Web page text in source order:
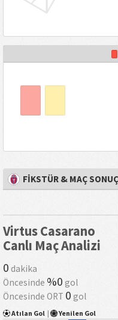
FİKSTÜR & MAÇ
Virtus Casarano
Canlı Maç Analizi
0 dakika
Öncesinde %0 gol
Öncesinde ORT 0 gol
Atılan Gol | Yenilen Gol